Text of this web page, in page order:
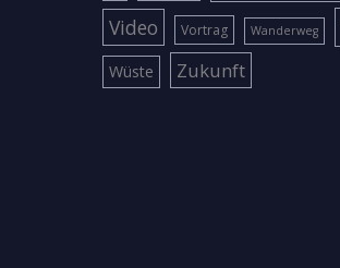
Video Vortrag Wanderweg
Wüste Zukunft